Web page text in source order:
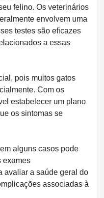
felino. Os veterinários
envolvem uma
testes são eficazes
a essas
pois muitos gatos
Com os
estabelecer um plano
os sintomas se
alguns casos pode
exames
avaliar a saúde geral do
associadas à